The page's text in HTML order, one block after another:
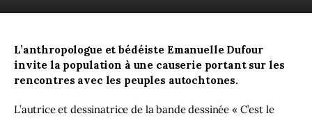
L’anthropologue et bédéiste Emanuelle Dufour
invite la population à une causerie portant sur les
rencontres avec les peuples autochtones.
L’autrice et dessinatrice de la bande dessinée « C’est le